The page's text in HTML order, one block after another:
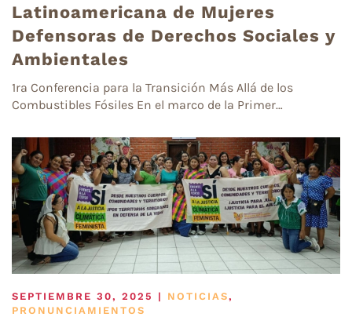
Latinoamericana de Mujeres
Defensoras de Derechos Sociales y
Ambientales
1ra Conferencia para la Transición Más Allá de los
Combustibles Fósiles En el marco de la Primer…
SEPTIEMBRE 30, 2025 | NOTICIAS,
PRONUNCIAMIENTOS